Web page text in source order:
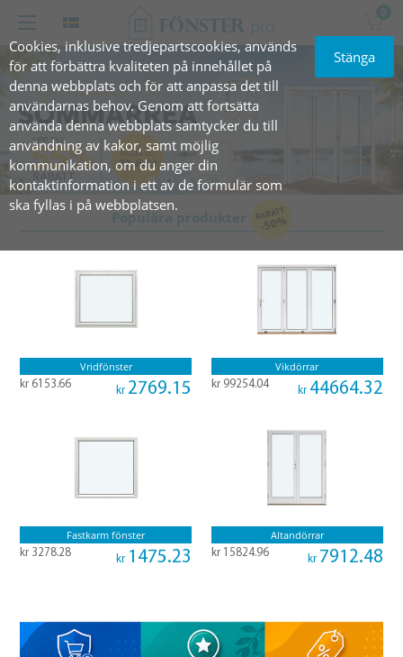
Cookies, inklusive tredjepartscookies, används
för att förbättra kvaliteten på innehållet på
denna webbplats och för att anpassa det till
användarnas behov. Genom att fortsätta
använda denna webbplats samtycker du till
användning av kakor, samt möjlig
kommunikation, om du anger din
kontaktinformation i ett av de formulär som
ska fyllas i på webbplatsen.
Stänga
0
Populära produkter RABATT
-50%
Vridfönster
kr 6153.66
kr 2769.15
Vikdörrar
kr 99254.04
kr 44664.32
Fastkarm fönster
kr 3278.28
kr 1475.23
Altandörrar
kr 15824.96
kr 7912.48